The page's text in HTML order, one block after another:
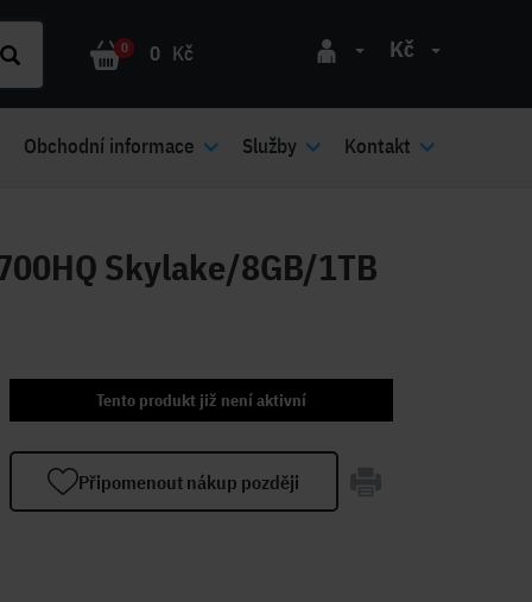
0 0 Kč Kč
Obchodní informace Služby Kontakt
Skylake/8GB/1TB
Tento produkt již není aktivní
Připomenout nákup později